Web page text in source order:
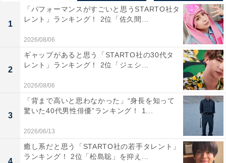
第2位：同志社大学（33.6％）
2位には、「同志社大学」がランクイン。
教育家・新島襄によって1875年に設立された私立大学で
す。2022年現在、14学部34学科16研究科に約2万8000人
1
「パフォーマンスがすごいと思うSTARTO社タ
レント」ランキング！ 2位「佐久間...
2026/08/06
2
ギャップがあると思う「STARTO社の30代タ
レント」ランキング！ 2位「ジェシ...
2026/08/06
3
「背まで高いと思わなかった」“身長を知って
驚いた40代男性俳優”ランキング！ 1...
2026/06/13
4
癒し系だと思う「STARTO社の若手タレント」
ランキング！ 2位「松島聡」を抑え...